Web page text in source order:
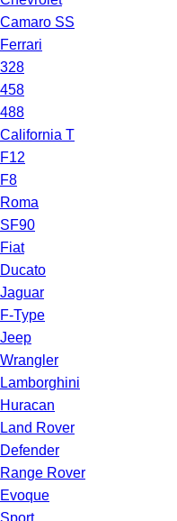
Camaro SS
Ferrari
328
458
488
California T
F12
F8
Roma
SF90
Fiat
Ducato
Jaguar
F-Type
Jeep
Wrangler
Lamborghini
Huracan
Land Rover
Defender
Range Rover
Evoque
Sport